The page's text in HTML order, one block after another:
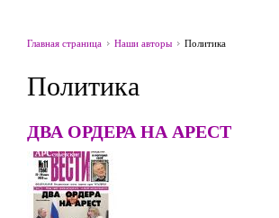
Главная страница Наши авторы Политика
Политика
ДВА ОРДЕРА НА АРЕСТ